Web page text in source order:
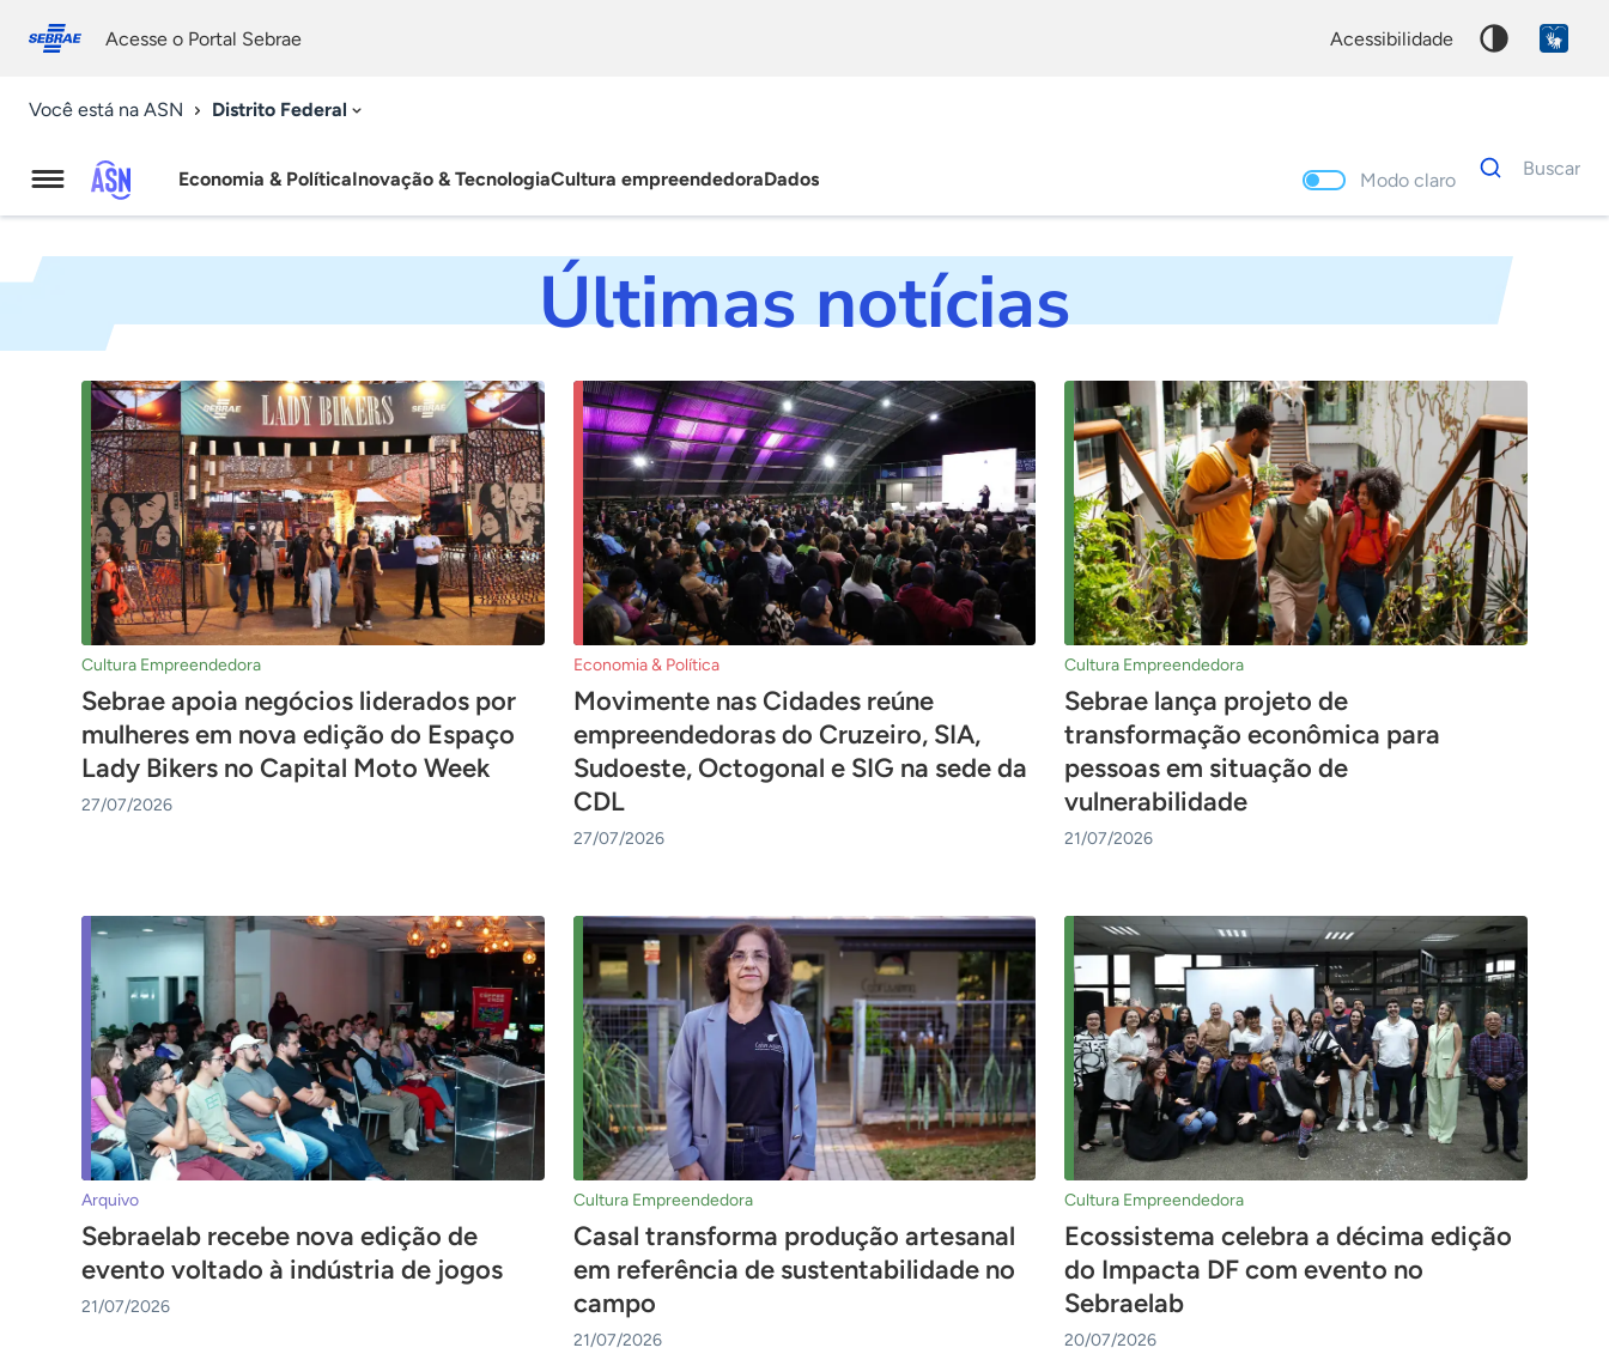
conosco
Acesse o Portal Sebrae acessibilidade
Você está na ASN Distrito Federal
Agência
Sebrae
Notícias
Economia & PolíticaInovação & TecnologiaCultura empreendedoraDados Modo claro
Dados
para
Buscar
chave
Últimas notícias
Cultura Empreendedora
Sebrae apoia negócios liderados por
mulheres em nova edição do Espaço
Lady Bikers no Capital Moto Week
27/07/2026
Economia & Política
Movimente nas Cidades reúne
empreendedoras do Cruzeiro, SIA,
Sudoeste, Octogonal e SIG na sede da
CDL
27/07/2026
Cultura Empreendedora
Sebrae lança projeto de
transformação econômica para
pessoas em situação de
vulnerabilidade
21/07/2026
Arquivo
Sebraelab recebe nova edição de
evento voltado à indústria de jogos
21/07/2026
Cultura Empreendedora
Casal transforma produção artesanal
em referência de sustentabilidade no
campo
21/07/2026
Cultura Empreendedora
Ecossistema celebra a décima edição
do Impacta DF com evento no
Sebraelab
20/07/2026